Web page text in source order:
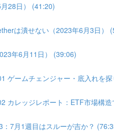
28日） (41:20)
は潰せない（2023年6月3日）
年6月11日） (39:06)
ゲームチェンジャー・底入れを
カレッジレポート：ETF市場構
7月1週目はスルーが吉か？